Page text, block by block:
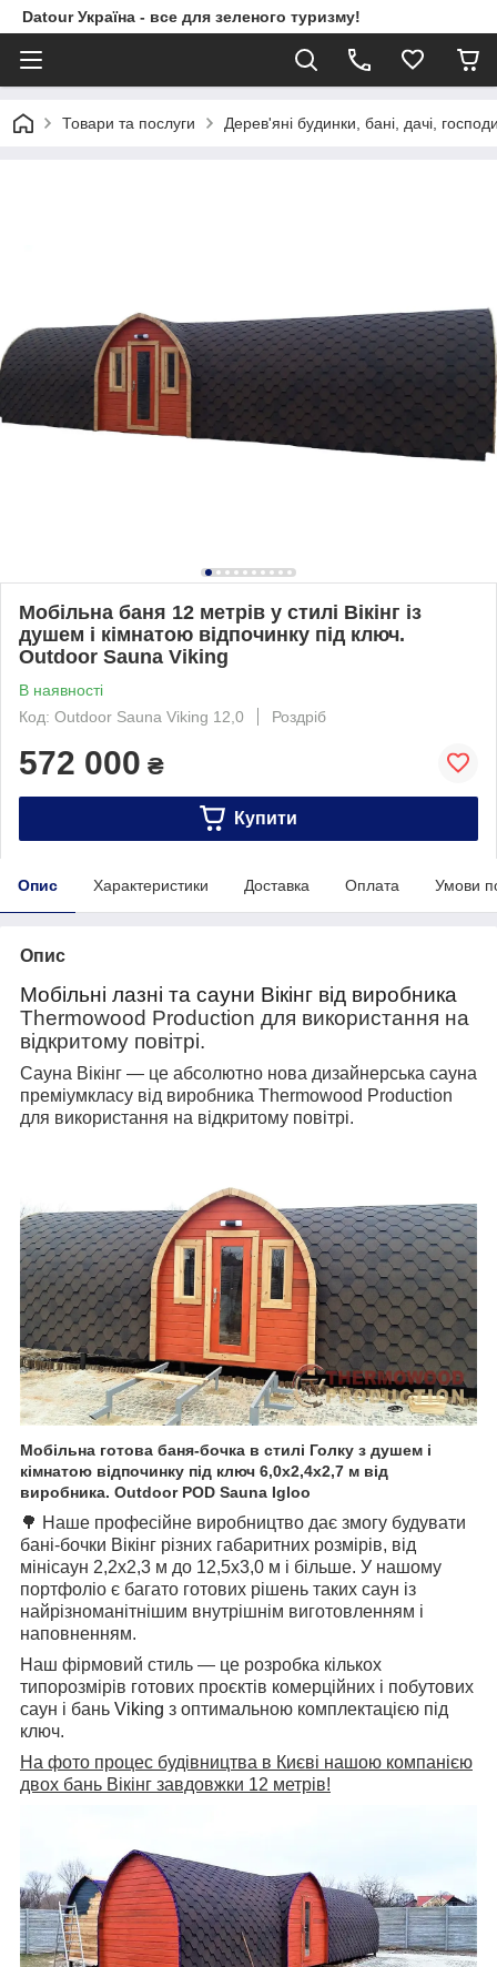
Datour Україна - все для зеленого туризму!
Товари та послуги Дерев'яні будинки, бані, дачі,
Мобільна баня 12 метрів у стилі Вікінг із
душем і кімнатою відпочинку під ключ.
Outdoor Sauna Viking
В наявності
Код: Outdoor Sauna Viking 12,0
Роздріб
572 000 ₴
Купити
Опис Характеристики Доставка Оплата Умови
Опис
Мобільні лазні та сауни Вікінг від виробника
Thermowood Production для використання на
відкритому повітрі.
​​​Сауна Вікінг — це абсолютно нова дизайнерська сауна
преміумкласу від виробника Thermowood Production
для використання на відкритому повітрі.
Мобільна готова баня-бочка в стилі Голку з душем і
кімнатою відпочинку під ключ 6,0х2,4х2,7 м від
виробника. Outdoor POD Sauna Igloo
🌳 Наше професійне виробництво дає змогу будувати
бані-бочки Вікінг різних габаритних розмірів, від
мінісаун 2,2х2,3 м до 12,5х3,0 м і більше. У нашому
портфоліо є багато готових рішень таких саун із
найрізноманітнішим внутрішнім виготовленням і
наповненням.
Наш фірмовий стиль — це розробка кількох
типорозмірів готових проєктів комерційних і побутових
саун і бань Viking з оптимальною комплектацією під
ключ.
На фото процес будівництва в Києві нашою компанією
двох бань Вікінг завдовжки 12 метрів!